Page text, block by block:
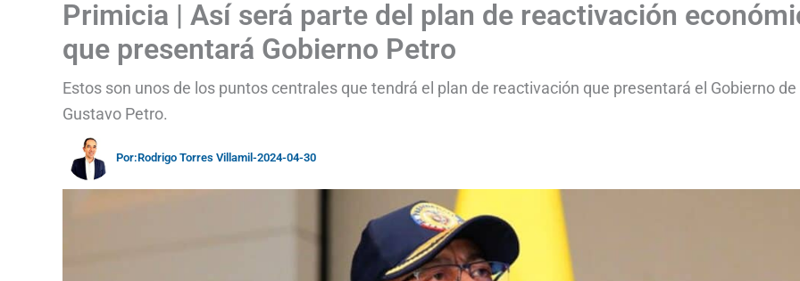
Primicia | Así será parte del plan de reactivación
que presentará Gobierno Petro
Estos son unos de los puntos centrales que tendrá el plan de reactivación que presentará el Gobierno de
Gustavo Petro.
Por:Rodrigo Torres Villamil -2024-04-30